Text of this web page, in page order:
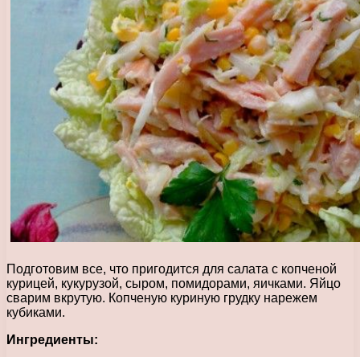
Подготовим все, что пригодится для салата с копченой
курицей, кукурузой, сыром, помидорами, яичками. Яйцо
сварим вкрутую. Копченую куриную грудку нарежем
кубиками.
Ингредиенты: